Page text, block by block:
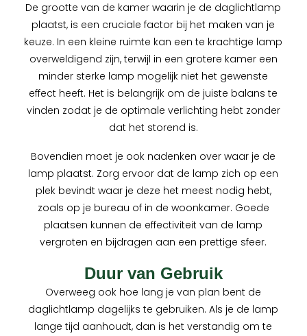
De grootte van de kamer waarin je de daglichtlamp
plaatst, is een cruciale factor bij het maken van je
keuze. In een kleine ruimte kan een te krachtige lamp
overweldigend zijn, terwijl in een grotere kamer een
minder sterke lamp mogelijk niet het gewenste
effect heeft. Het is belangrijk om de juiste balans te
vinden zodat je de optimale verlichting hebt zonder
dat het storend is.
Bovendien moet je ook nadenken over waar je de
lamp plaatst. Zorg ervoor dat de lamp zich op een
plek bevindt waar je deze het meest nodig hebt,
zoals op je bureau of in de woonkamer. Goede
plaatsen kunnen de effectiviteit van de lamp
vergroten en bijdragen aan een prettige sfeer.
Duur van Gebruik
Overweeg ook hoe lang je van plan bent de
daglichtlamp dagelijks te gebruiken. Als je de lamp
lange tijd aanhoudt, dan is het verstandig om te